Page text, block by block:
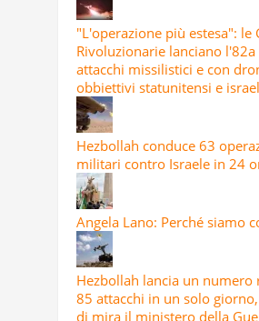
"L'operazione più estesa": le
Rivoluzionarie lanciano
attacchi missilistici e con
obbiettivi statunitensi e
Hezbollah conduce 63
militari contro Israele in 24
Angela Lano: Perché siamo
Hezbollah lancia un numero
85 attacchi in un solo
di mira il ministero della